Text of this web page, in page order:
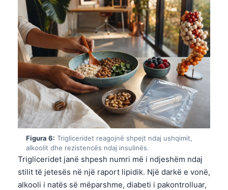
Figura 6: Trigliceridet reagojnë shpejt ndaj ushqimit,
alkoolit dhe rezistencës ndaj insulinës.
Trigliceridet janë shpesh numri më i ndjeshëm ndaj
stilit të jetesës në një raport lipidik. Një darkë e vonë,
alkooli i natës së mëparshme, diabeti i pakontrolluar,
Occitan
العربية المغربية
Afrikaans
Монгол
ພາສາລາວ
Basa Jawa
Cebuano
ئۇيغۇرچە
Кыргызча
Татар теле
Беларуская мова